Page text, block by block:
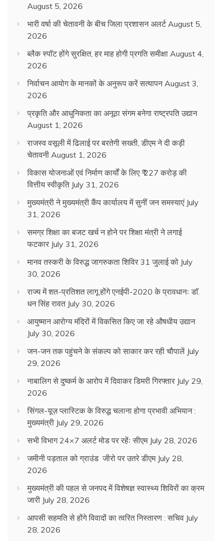
August 5, 2026
भारी वर्षा की चेतावनी के बीच जिला प्रशासन अलर्ट August 5,
2026
ब्लैक स्पॉट होंगे सुरक्षित, हर माह होगी प्रगति समीक्षा August 4,
2026
निर्वाचन आयोग के मानकों के अनुरूप करें सत्यापन August 3,
2026
प्रकृति और आधुनिकता का अनूठा संगम बनेगा राष्ट्रपति उद्यान
August 1, 2026
राजस्व वसूली में ढिलाई पर बरतेगी सख्ती, डीएम ने दी कड़ी
चेतावनी August 1, 2026
विकास योजनाओं एवं निर्माण कार्यों के लिए ₹ 227 करोड़ की
वित्तीय स्वीकृति July 31, 2026
मुख्यमंत्री ने मुख्यमंत्री कैंप कार्यालय में सुनीं जन समस्याएं July
31, 2026
समग्र शिक्षा का बजट खर्च न होने पर शिक्षा मंत्री ने लगाई
फटकार July 31, 2026
मानव तस्करी के विरुद्ध जागरुकता शिविर 31 जुलाई को July
30, 2026
राज्य में शत-प्रतिशत लागू होंगे एनईपी-2020 के प्रावधानः डाॅ.
धन सिंह रावत July 30, 2026
आयुष्मान आरोग्य मंदिरों में विकसित किए जा रहे औषधीय उद्यान
July 30, 2026
जन-जन तक पहुंचने के संकल्प को साकार कर रही चौपालें July
29, 2026
नाबालिग से दुष्कर्म के आरोप में दिवाकर डिमरी गिरफ्तार July 29,
2026
सिंगल-यूज़ प्लास्टिक के विरुद्ध चलाना होगा प्रभावी अभियान :
मुख्यमंत्री July 29, 2026
सभी विभाग 24×7 अलर्ट मोड पर रहेंः सीएम July 28, 2026
जमीनी पड़ताल को ग्राउंड जीरो पर उतरे डीएम July 28,
2026
मुख्यमंत्री की पहल से जनपद में विशेषज्ञ स्वास्थ्य शिविरों का क्रम
जारी July 28, 2026
आपसी सहमति से होंगे विवादों का त्वरित निस्तारण : सचिव July
28, 2026